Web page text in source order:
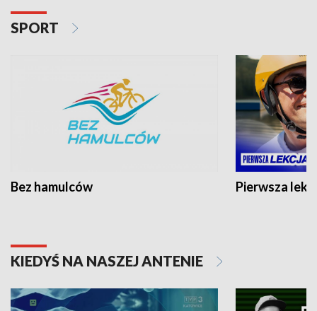
SPORT
Bez hamulców Pierwsza
KIEDYŚ NA NASZEJ ANTENIE